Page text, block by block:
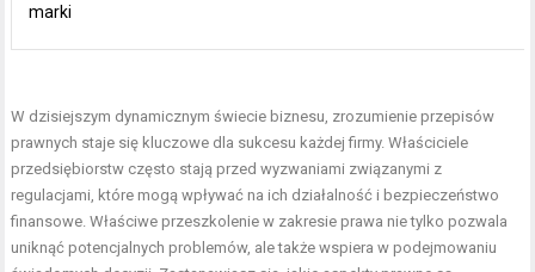
marki
W dzisiejszym dynamicznym świecie biznesu, zrozumienie przepisów
prawnych staje się kluczowe dla sukcesu każdej firmy. Właściciele
przedsiębiorstw często stają przed wyzwaniami związanymi z
regulacjami, które mogą wpływać na ich działalność i bezpieczeństwo
finansowe. Właściwe przeszkolenie w zakresie prawa nie tylko pozwala
uniknąć potencjalnych problemów, ale także wspiera w podejmowaniu